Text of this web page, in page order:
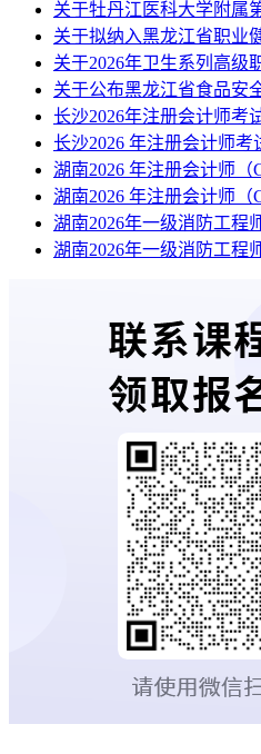
关于牡丹江医科大学附属
关于拟纳入黑龙江省职业
关于2026年卫生系列高级
关于公布黑龙江省食品安
长沙2026年注册会计师考
长沙2026 年注册会计师考
湖南2026 年注册会计师（
湖南2026 年注册会计师（
湖南2026年一级消防工程
湖南2026年一级消防工程